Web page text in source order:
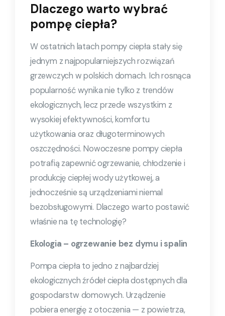
Dlaczego warto wybrać
pompę ciepła?
W ostatnich latach pompy ciepła stały się
jednym z najpopularniejszych rozwiązań
grzewczych w polskich domach. Ich rosnąca
popularność wynika nie tylko z trendów
ekologicznych, lecz przede wszystkim z
wysokiej efektywności, komfortu
użytkowania oraz długoterminowych
oszczędności. Nowoczesne pompy ciepła
potrafią zapewnić ogrzewanie, chłodzenie i
produkcję ciepłej wody użytkowej, a
jednocześnie są urządzeniami niemal
bezobsługowymi. Dlaczego warto postawić
właśnie na tę technologię?
Ekologia – ogrzewanie bez dymu i spalin
Pompa ciepła to jedno z najbardziej
ekologicznych źródeł ciepła dostępnych dla
gospodarstw domowych. Urządzenie
pobiera energię z otoczenia — z powietrza,